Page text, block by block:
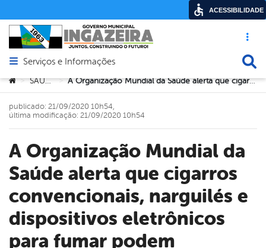
Acesso
Abrir menu principal de navegação
Serviços e Informações
Você está aqui:
> SAÚDE > A Organização Mundial da Saúde alerta que cigarros convencionais, narguilés e dispositivos eletrônicos para fumar podem aumentar os riscos do agravamento do quadro pulmonar de pessoas infectadas pelo Coronavírus. O consumo é prejudicial e os cuidados devem ser redobrados.
A Organização Mundial da
Saúde alerta que cigarros
convencionais, narguilés e
dispositivos eletrônicos
para fumar podem
publicado: 21/09/2020 10h54,
última modificação: 21/09/2020 10h54
ACESSIBILIDADE